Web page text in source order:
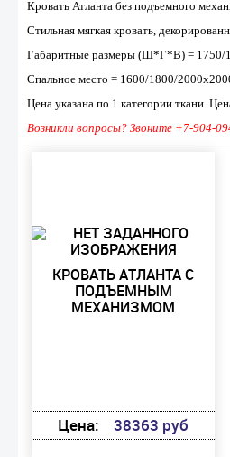
Кровать Атланта без подъемного
Стильная мягкая кровать,
Габаритные размеры (Ш*Г*В) =
Спальное место = 1600/1800/
Цена указана по 1 категории ткани.
Возникли вопросы? Звоните +7-904-
КРОВАТЬ АТЛАНТА С
ПОДЪЕМНЫМ
МЕХАНИЗМОМ
Цена: 38363 руб